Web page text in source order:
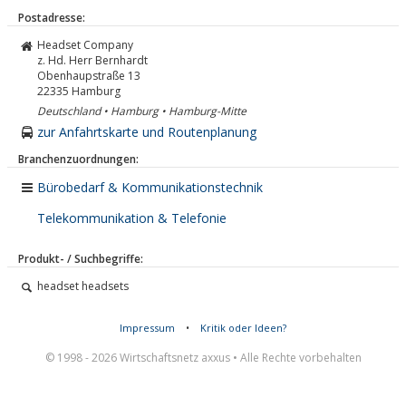
Postadresse:
Headset Company
z. Hd. Herr Bernhardt
Obenhaupstraße 13
22335 Hamburg
Deutschland • Hamburg • Hamburg-Mitte
zur Anfahrtskarte und Routenplanung
Branchenzuordnungen:
Bürobedarf & Kommunikationstechnik
Telekommunikation & Telefonie
Produkt- / Suchbegriffe:
headset headsets
Impressum • Kritik oder Ideen?
© 1998 - 2026 Wirtschaftsnetz axxus • Alle Rechte vorbehalten